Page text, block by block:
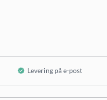
Levering på e-post